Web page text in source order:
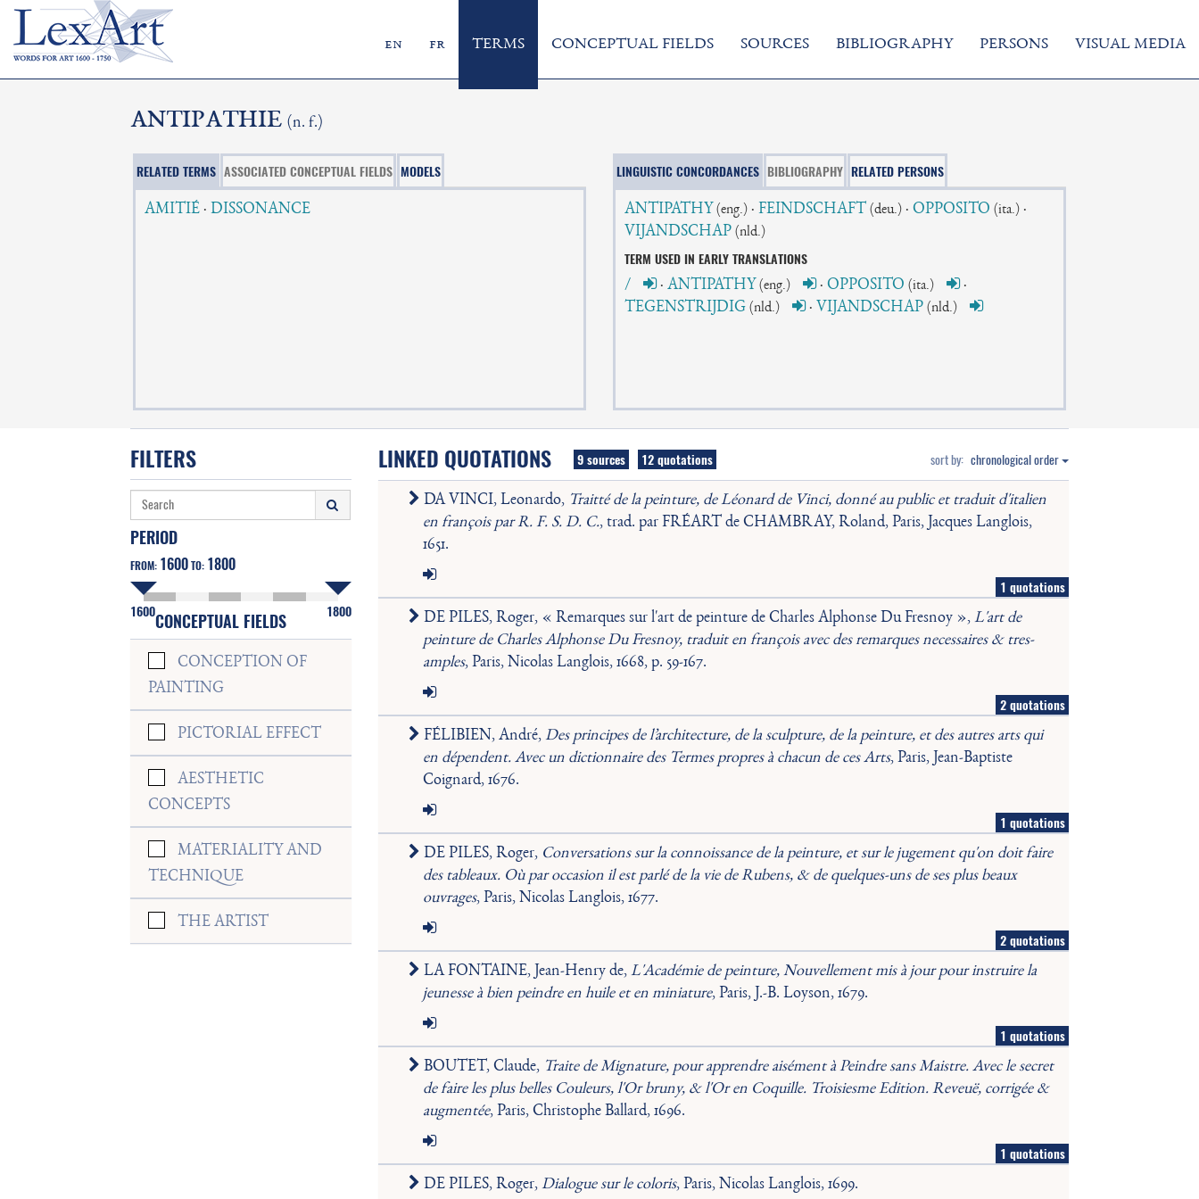
en fr TERMS CONCEPTUAL FIELDS SOURCES BIBLIOGRAPHY PERSONS VISUAL MEDIA
ANTIPATHIE(n. f.)
RELATED TERMS ASSOCIATED CONCEPTUAL FIELDS MODELS
AMITIÉ ·DISSONANCE
LINGUISTIC CONCORDANCES BIBLIOGRAPHY RELATED PERSONS
ANTIPATHY (eng.) · FEINDSCHAFT (deu.) · OPPOSITO (ita.) ·
VIJANDSCHAP (nld.)
TERM USED IN EARLY TRANSLATIONS
/ · ANTIPATHY (eng.) · OPPOSITO (ita.)
·
TEGENSTRIJDIG (nld.) · VIJANDSCHAP (nld.)
FILTERS
PERIOD
FROM: 1600TO: 1800
1600 1800
CONCEPTUAL FIELDS
CONCEPTION OF
PAINTING
PICTORIAL EFFECT
AESTHETIC
CONCEPTS
MATERIALITY AND
TECHNIQUE
THE ARTIST
LINKED QUOTATIONS 9 sources 12 quotations sort by: chronological order
DA VINCI, Leonardo, Traitté de la peinture, de Léonard de Vinci, donné au public et traduit d'italien
en françois par R. F. S. D. C., trad. par FRÉART de CHAMBRAY, Roland, Paris, Jacques Langlois,
1651.
1 quotations
DE PILES, Roger, « Remarques sur l'art de peinture de Charles Alphonse Du Fresnoy »,L'art de
peinture de Charles Alphonse Du Fresnoy, traduit en françois avec des remarques necessaires & tres-
amples, Paris, Nicolas Langlois, 1668, p. 59-167.
2 quotations
FÉLIBIEN, André,Des principes de l’architecture, de la sculpture, de la peinture, et des autres arts qui
en dépendent. Avec un dictionnaire des Termes propres à chacun de ces Arts, Paris, Jean-Baptiste
Coignard, 1676.
1 quotations
DE PILES, Roger, Conversations sur la connoissance de la peinture, et sur le jugement qu'on doit faire
des tableaux. Où par occasion il est parlé de la vie de Rubens, & de quelques-uns de ses plus beaux
ouvrages, Paris, Nicolas Langlois, 1677.
2 quotations
LA FONTAINE, Jean-Henry de,L'Académie de peinture, Nouvellement mis à jour pour instruire la
jeunesse à bien peindre en huile et en miniature, Paris, J.-B. Loyson, 1679.
1 quotations
BOUTET, Claude, Traite de Mignature, pour apprendre aisément à Peindre sans Maistre. Avec le secret
de faire les plus belles Couleurs, l'Or bruny, & l'Or en Coquille. Troisiesme Edition. Reveuë, corrigée &
augmentée, Paris, Christophe Ballard, 1696.
1 quotations
DE PILES, Roger,Dialogue sur le coloris, Paris, Nicolas Langlois, 1699.